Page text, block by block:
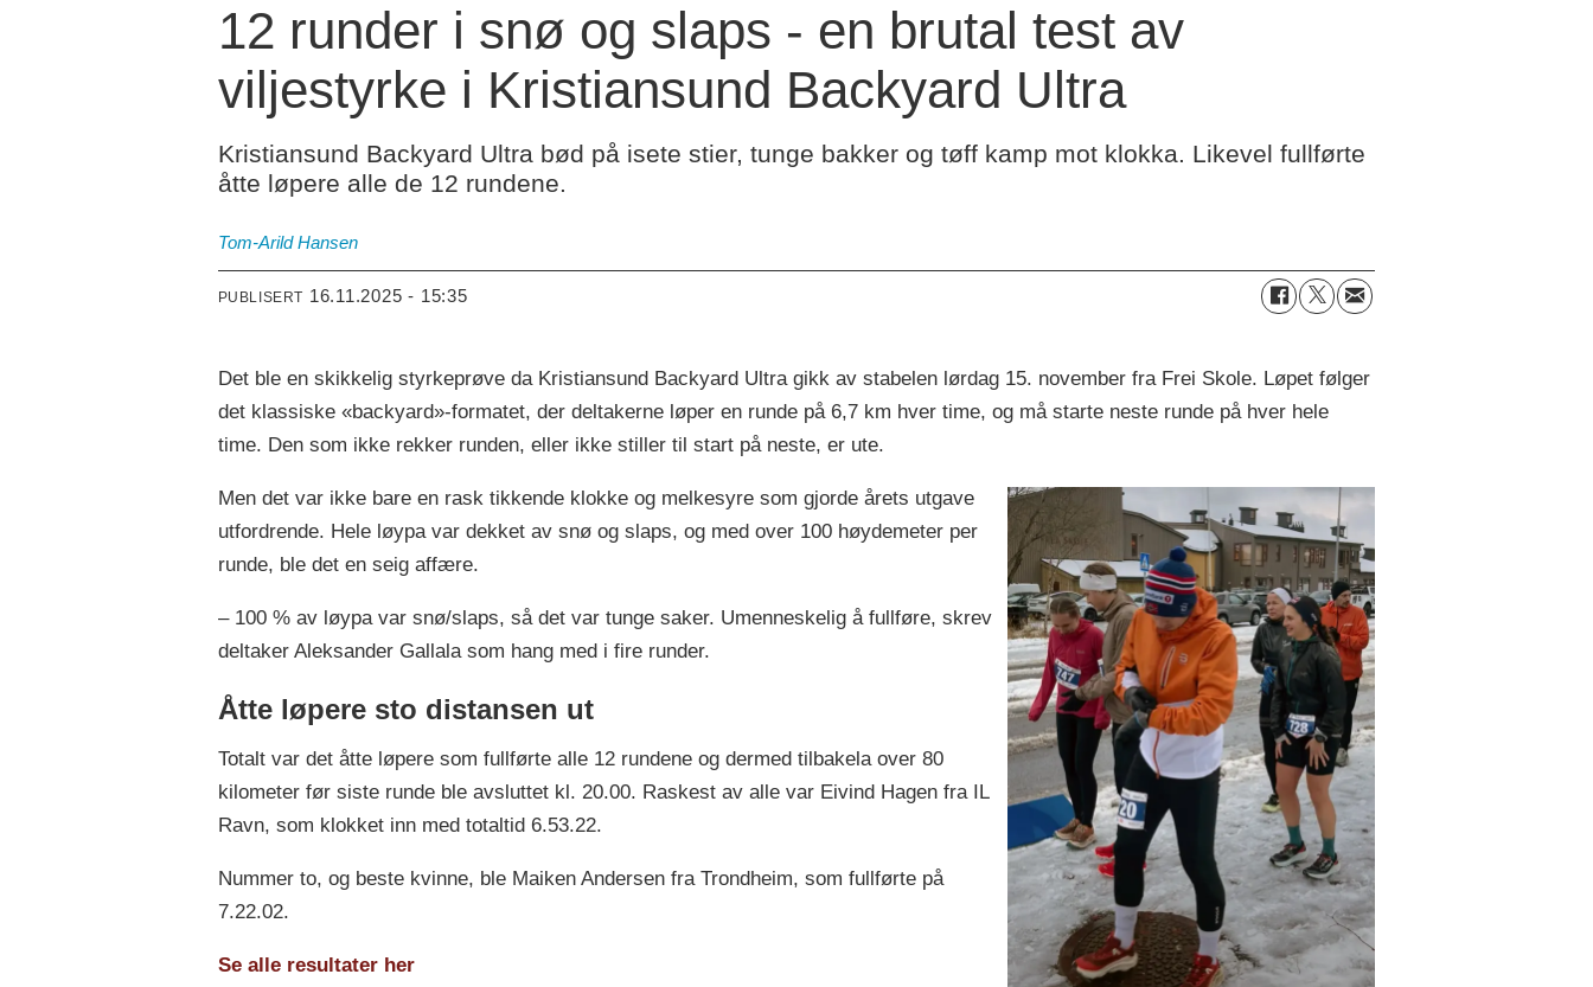
12 runder i snø og slaps - en brutal test av
viljestyrke i Kristiansund Backyard Ultra
Kristiansund Backyard Ultra bød på isete stier, tunge bakker og tøff kamp mot klokka. Likevel fullførte
åtte løpere alle de 12 rundene.
Tom-Arild Hansen
PUBLISERT 16.11.2025 - 15:35
Det ble en skikkelig styrkeprøve da Kristiansund Backyard Ultra gikk av stabelen lørdag 15. november fra Frei Skole. Løpet følger
det klassiske «backyard»-formatet, der deltakerne løper en runde på 6,7 km hver time, og må starte neste runde på hver hele
time. Den som ikke rekker runden, eller ikke stiller til start på neste, er ute.
Men det var ikke bare en rask tikkende klokke og melkesyre som gjorde årets utgave
utfordrende. Hele løypa var dekket av snø og slaps, og med over 100 høydemeter per
runde, ble det en seig affære.
– 100 % av løypa var snø/slaps, så det var tunge saker. Umenneskelig å fullføre, skrev
deltaker Aleksander Gallala som hang med i fire runder.
Åtte løpere sto distansen ut
Totalt var det åtte løpere som fullførte alle 12 rundene og dermed tilbakela over 80
kilometer før siste runde ble avsluttet kl. 20.00. Raskest av alle var Eivind Hagen fra IL
Ravn, som klokket inn med totaltid 6.53.22.
Nummer to, og beste kvinne, ble Maiken Andersen fra Trondheim, som fullførte på
7.22.02.
Se alle resultater her